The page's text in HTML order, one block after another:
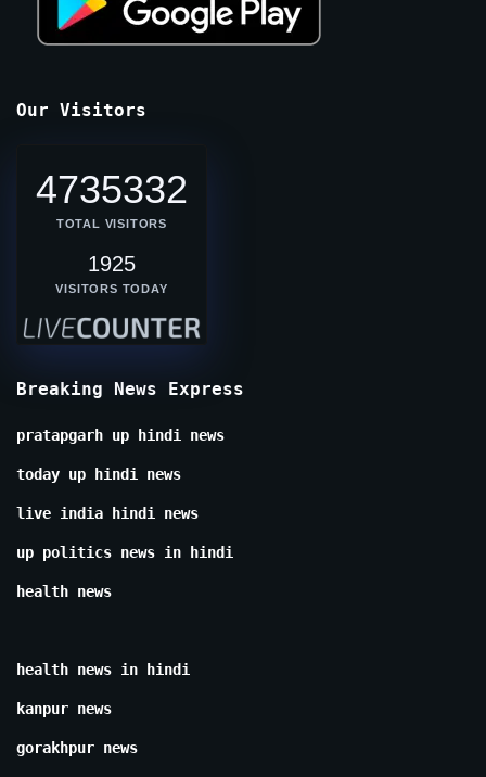
Our Visitors
4735332
TOTAL VISITORS
1925
VISITORS TODAY
Breaking News Express
pratapgarh up hindi news
today up hindi news
live india hindi news
up politics news in hindi
health news
health news in hindi
kanpur news
gorakhpur news